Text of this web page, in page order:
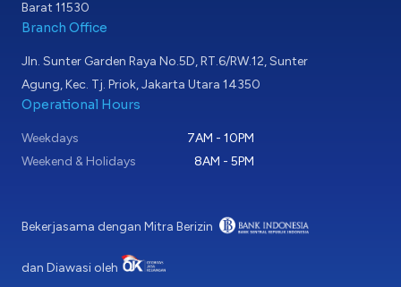
Barat 11530
Branch Office
Jln. Sunter Garden Raya No.5D, RT.6/RW.12, Sunter
Agung, Kec. Tj. Priok, Jakarta Utara 14350
Operational Hours
Weekdays
7AM - 10PM
Weekend & Holidays
8AM - 5PM
Bekerjasama dengan Mitra Berizin
dan Diawasi oleh